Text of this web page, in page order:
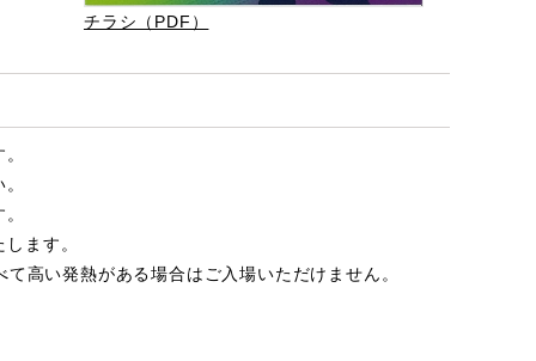
チラシ（PDF）
ます。
高い発熱がある場合はご入場いただけません。